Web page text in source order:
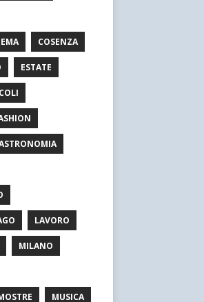
COSENZA
ESTATE
LAVORO
MILANO
MUSICA